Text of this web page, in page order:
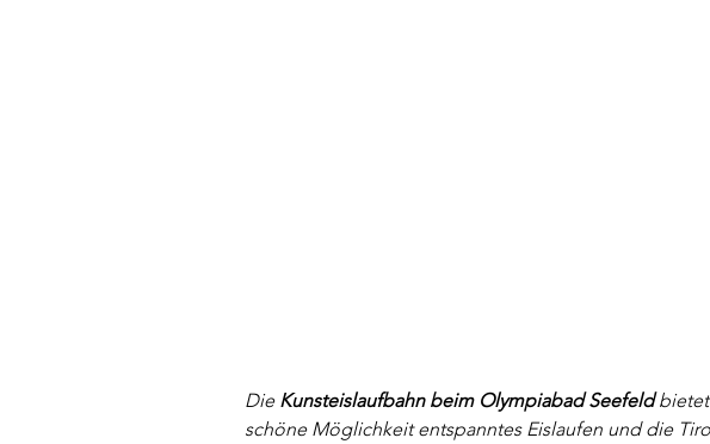
Die Kunsteislaufbahn beim Olympiabad Seefeld
schöne Möglichkeit entspanntes Eislaufen und die